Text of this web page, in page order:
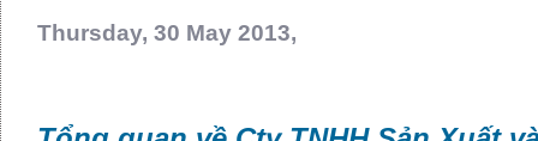
Thursday, 30 May 2013,